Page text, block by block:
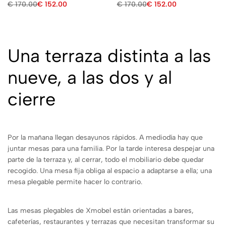
€170.00€ 152.00 €170.00€ 152.00
Una terraza distinta a las
nueve, a las dos y al
cierre
Por la mañana llegan desayunos rápidos. A mediodía hay que
juntar mesas para una familia. Por la tarde interesa despejar una
parte de la terraza y, al cerrar, todo el mobiliario debe quedar
recogido. Una mesa fija obliga al espacio a adaptarse a ella; una
mesa plegable permite hacer lo contrario.
Las mesas plegables de Xmobel están orientadas a bares,
cafeterías, restaurantes y terrazas que necesitan transformar su